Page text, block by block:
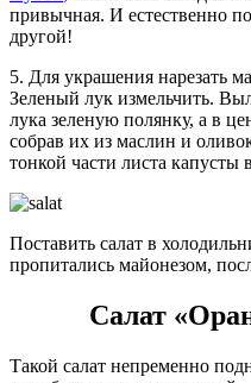
привычная. И естественно
другой!
5. Для украшения нарезать
Зеленый лук измельчить.
лука зеленую полянку, а в
собрав их из маслин и
тонкой части листа
Поставить салат в
пропитались майонезом,
Салат
Такой салат непременно